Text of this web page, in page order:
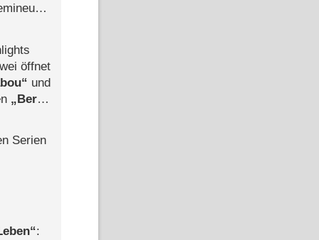
öffnet
und
Berlin
Serien
: